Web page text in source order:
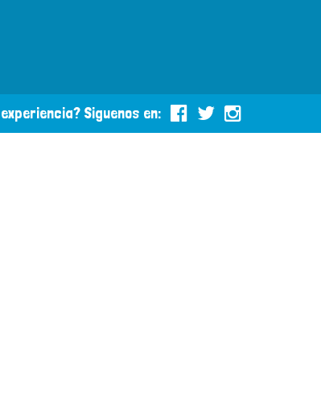
Siguenos en: